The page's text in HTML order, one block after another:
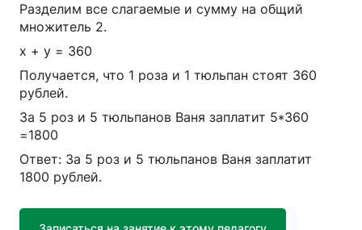
Разделим все слагаемые и сумму на общий
множитель 2.
x + y = 360
Получается, что 1 роза и 1 тюльпан стоят 360
рублей.
За 5 роз и 5 тюльпанов Ваня заплатит 5*360
=1800
Ответ: За 5 роз и 5 тюльпанов Ваня заплатит
1800 рублей.